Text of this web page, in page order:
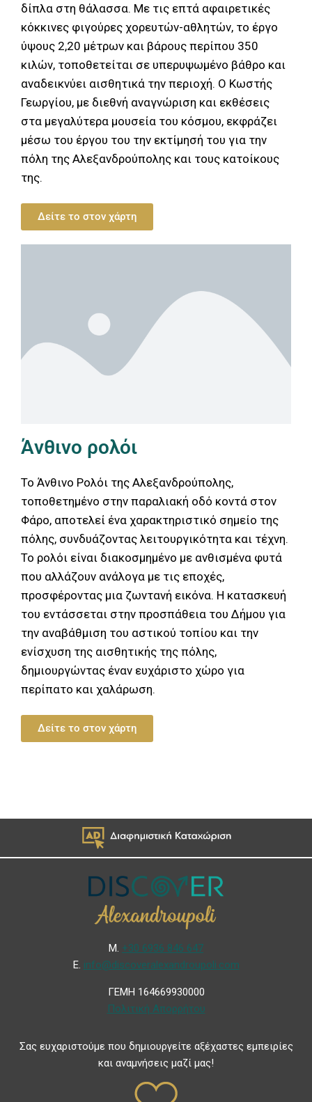
δίπλα στη θάλασσα. Με τις επτά αφαιρετικές
κόκκινες φιγούρες χορευτών-αθλητών, το έργο
ύψους 2,20 μέτρων και βάρους περίπου 350
κιλών, τοποθετείται σε υπερυψωμένο βάθρο και
αναδεικνύει αισθητικά την περιοχή. Ο Κωστής
Γεωργίου, με διεθνή αναγνώριση και εκθέσεις
στα μεγαλύτερα μουσεία του κόσμου, εκφράζει
μέσω του έργου του την εκτίμησή του για την
πόλη της Αλεξανδρούπολης και τους κατοίκους
της.
Δείτε το στον χάρτη
Άνθινο ρολόι
Το Άνθινο Ρολόι της Αλεξανδρούπολης,
τοποθετημένο στην παραλιακή οδό κοντά στον
Φάρο, αποτελεί ένα χαρακτηριστικό σημείο της
πόλης, συνδυάζοντας λειτουργικότητα και τέχνη.
Το ρολόι είναι διακοσμημένο με ανθισμένα φυτά
που αλλάζουν ανάλογα με τις εποχές,
προσφέροντας μια ζωντανή εικόνα. Η κατασκευή
του εντάσσεται στην προσπάθεια του Δήμου για
την αναβάθμιση του αστικού τοπίου και την
ενίσχυση της αισθητικής της πόλης,
δημιουργώντας έναν ευχάριστο χώρο για
περίπατο και χαλάρωση.
Δείτε το στον χάρτη
Μ. +30 6936 846 647
Ε. info@discoveralexandroupoli.com
ΓΕΜΗ 164669930000
Πολιτική Απορρήτου
Σας ευχαριστούμε που δημιουργείτε αξέχαστες εμπειρίες
και αναμνήσεις μαζί μας!